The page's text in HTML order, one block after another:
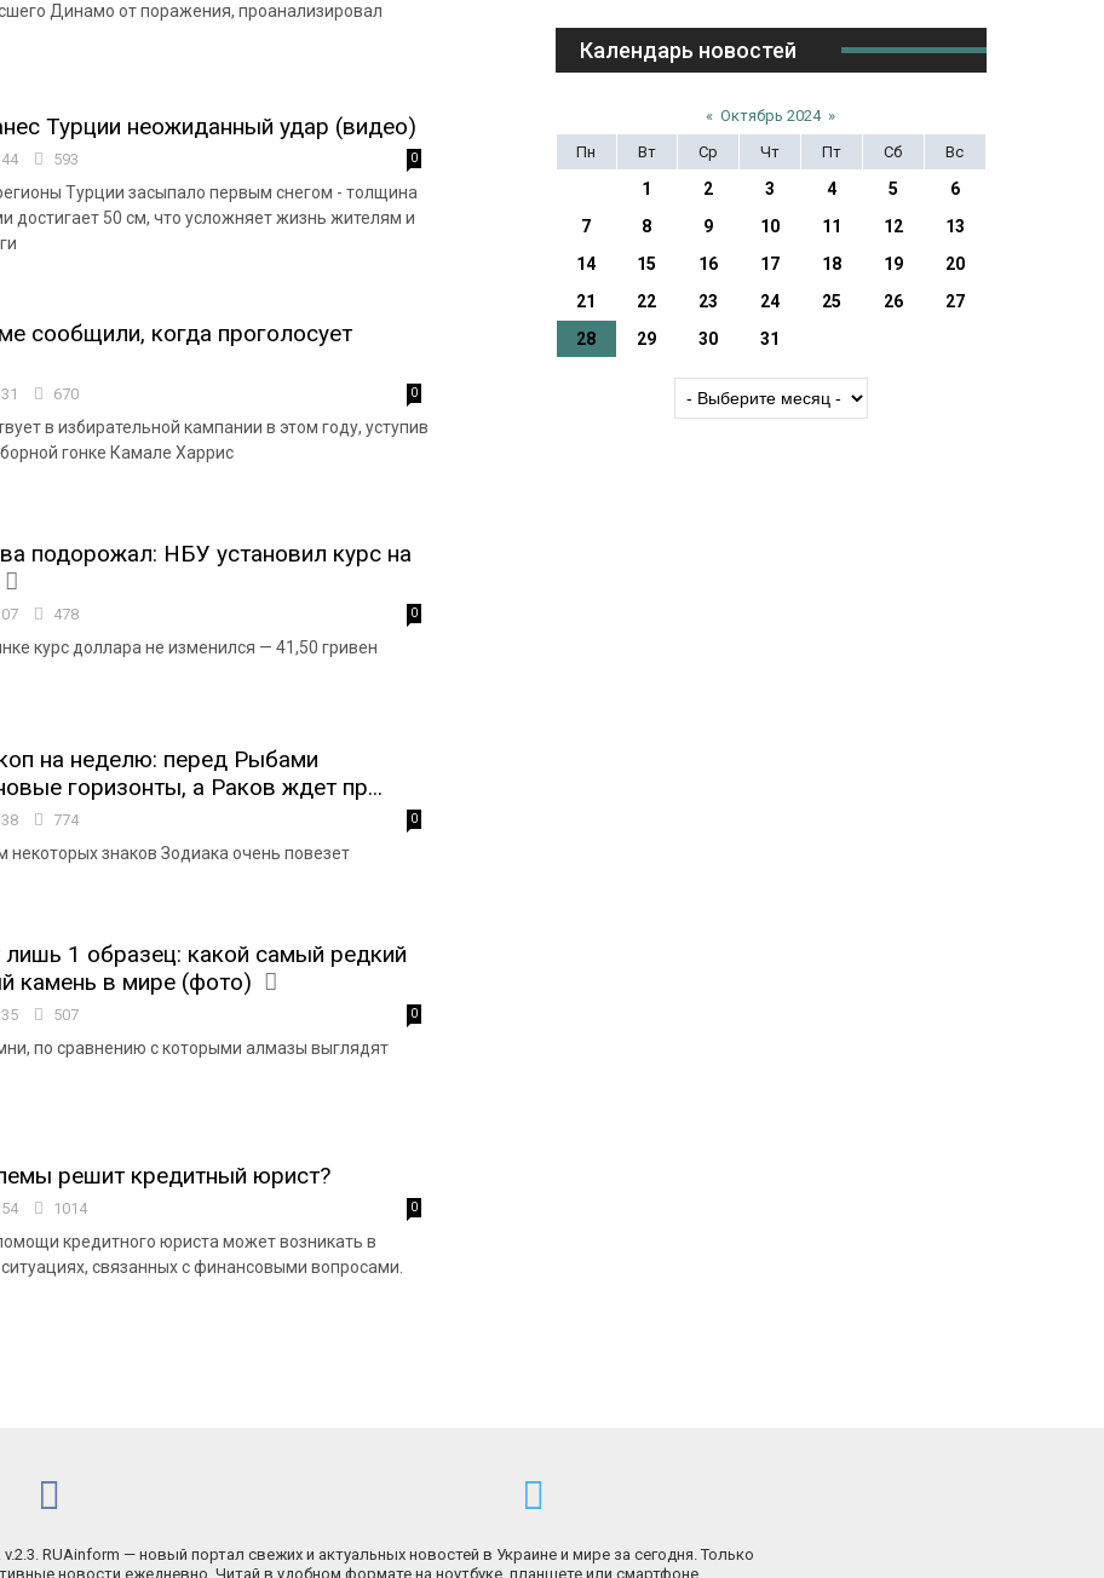
Динамо от поражения, проанализировал
Турции неожиданный удар (видео)
593 0
Турции засыпало первым снегом - толщина
достигает 50 см, что усложняет жизнь жителям и
сообщили, когда проголосует
670 0
в избирательной кампании в этом году, уступив
гонке Камале Харрис
подорожал: НБУ установил курс на
478 0
курс доллара не изменился — 41,50 гривен
на неделю: перед Рыбами
горизонты, а Раков ждет пр...
774 0
некоторых знаков Зодиака очень повезет
лишь 1 образец: какой самый редкий
камень в мире (фото)
507 0
по сравнению с которыми алмазы выглядят
решит кредитный юрист?
1014 0
кредитного юриста может возникать в
связанных с финансовыми вопросами.
Календарь новостей
« Октябрь 2024 »
Пн
Вт Ср Чт Пт Сб Вс
1 2 3 4 5
6
7
8 9 10 11 12
13
14
15 16 17 18 19
20
21
22 23 24 25 26
27
28
29 30 31
RUAinform — новый портал свежих и актуальных новостей в Украине и мире за сегодня. Только
новости ежедневно. Читай в удобном формате на ноутбуке, планшете или смартфоне.